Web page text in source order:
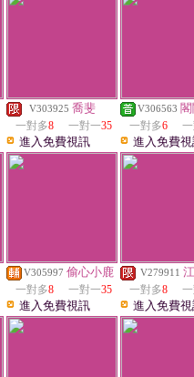
V303925 喬斐
一對多8 一對一35
進入免費視訊
V306563
一對多6
進入免費
V305997 偷心小鹿
一對多8 一對一35
進入免費視訊
V279911
一對多8
進入免費